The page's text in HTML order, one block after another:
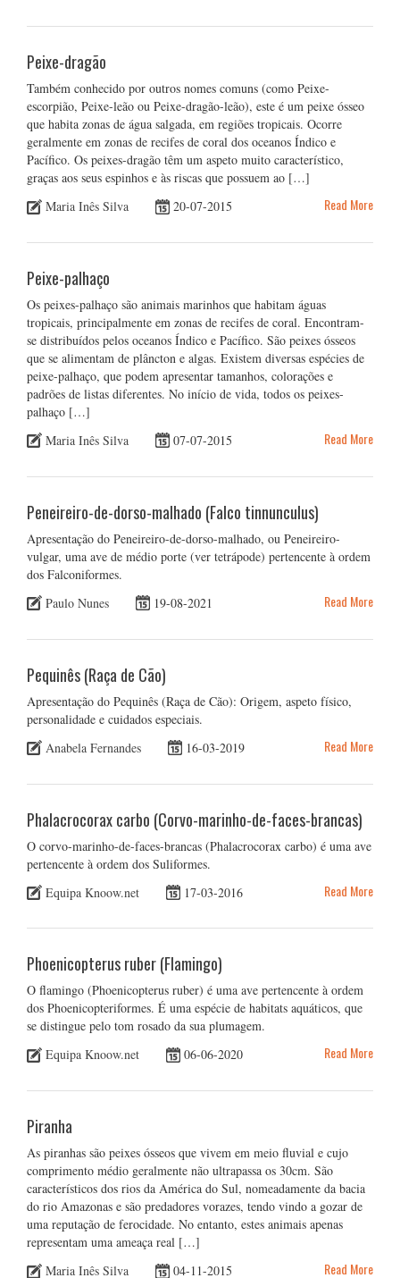
Peixe-dragão
Também conhecido por outros nomes comuns (como Peixe-
escorpião, Peixe-leão ou Peixe-dragão-leão), este é um peixe ósseo
que habita zonas de água salgada, em regiões tropicais. Ocorre
geralmente em zonas de recifes de coral dos oceanos Índico e
Pacífico. Os peixes-dragão têm um aspeto muito característico,
graças aos seus espinhos e às riscas que possuem ao […]
Maria Inês Silva
20-07-2015 Read More
Peixe-palhaço
Os peixes-palhaço são animais marinhos que habitam águas
tropicais, principalmente em zonas de recifes de coral. Encontram-
se distribuídos pelos oceanos Índico e Pacífico. São peixes ósseos
que se alimentam de plâncton e algas. Existem diversas espécies de
peixe-palhaço, que podem apresentar tamanhos, colorações e
padrões de listas diferentes. No início de vida, todos os peixes-
palhaço […]
Maria Inês Silva
07-07-2015 Read More
Peneireiro-de-dorso-malhado (Falco tinnunculus)
Apresentação do Peneireiro-de-dorso-malhado, ou Peneireiro-
vulgar, uma ave de médio porte (ver tetrápode) pertencente à ordem
dos Falconiformes.
Paulo Nunes
19-08-2021 Read More
Pequinês (Raça de Cão)
Apresentação do Pequinês (Raça de Cão): Origem, aspeto físico,
personalidade e cuidados especiais.
Anabela Fernandes
16-03-2019 Read More
Phalacrocorax carbo (Corvo-marinho-de-faces-brancas)
O corvo-marinho-de-faces-brancas (Phalacrocorax carbo) é uma ave
pertencente à ordem dos Suliformes.
Equipa Knoow.net
17-03-2016 Read More
Phoenicopterus ruber (Flamingo)
O flamingo (Phoenicopterus ruber) é uma ave pertencente à ordem
dos Phoenicopteriformes. É uma espécie de habitats aquáticos, que
se distingue pelo tom rosado da sua plumagem.
Equipa Knoow.net
06-06-2020 Read More
Piranha
As piranhas são peixes ósseos que vivem em meio fluvial e cujo
comprimento médio geralmente não ultrapassa os 30cm. São
característicos dos rios da América do Sul, nomeadamente da bacia
do rio Amazonas e são predadores vorazes, tendo vindo a gozar de
uma reputação de ferocidade. No entanto, estes animais apenas
representam uma ameaça real […]
Maria Inês Silva
04-11-2015 Read More